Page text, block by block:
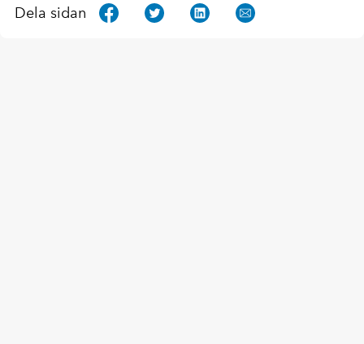
Dela sidan